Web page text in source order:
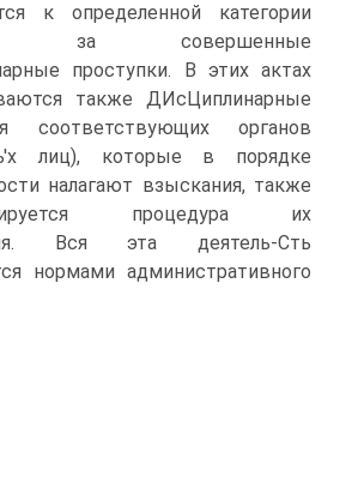
к определенной категории
за совершенные
проступки. В этих актах
также ДИсЦиплинарные
соответствующих органов
ь'х лиц), которые в порядке
налагают взыскания, также
процедура их
Вся эта деятель-Сть
нормами административного